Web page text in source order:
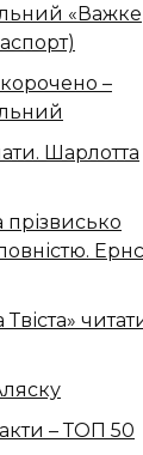
«Важке
–
Шарлотта
прізвисько
– ТОП 50